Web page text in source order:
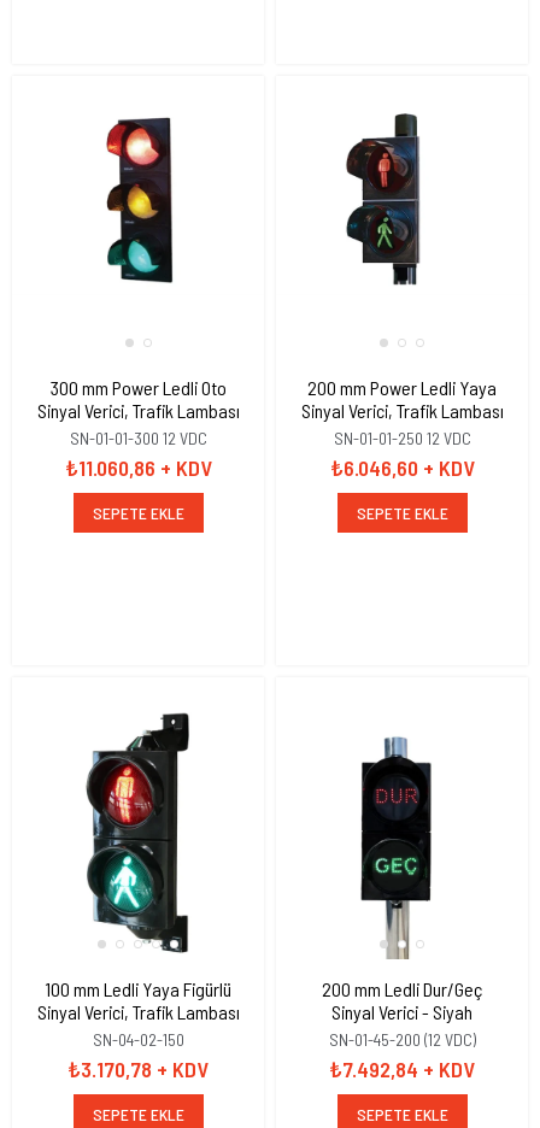
300 mm Power Ledli Oto
Sinyal Verici, Trafik Lambası
SN-01-01-300 12 VDC
₺11.060,86 + KDV
SEPETE EKLE
200 mm Power Ledli Yaya
Sinyal Verici, Trafik Lambası
SN-01-01-250 12 VDC
₺6.046,60 + KDV
SEPETE EKLE
100 mm Ledli Yaya Figürlü
Sinyal Verici, Trafik Lambası
SN-04-02-150
₺3.170,78 + KDV
SEPETE EKLE
200 mm Ledli Dur/Geç
Sinyal Verici - Siyah
SN-01-45-200 (12 VDC)
₺7.492,84 + KDV
SEPETE EKLE